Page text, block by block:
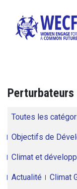
Toutes les
Objectifs de
Climat et
Actualité Climat